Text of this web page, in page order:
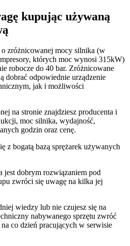
kupując używaną
zróżnicowanej mocy silnika (w
których moc wynosi 315kW)
robocze do 40 bar. Zróżnicowane
dobrać odpowiednie urządzenie
jak i możliwości
na stronie znajdziesz producenta i
moc silnika, wydajność,
godzin oraz cenę.
z bogatą bazą sprężarek używanych
jest dobrym rozwiązaniem pod
zwróci się uwagę na kilka jej
wiedzy lub nie czujesz się na
nabywanego sprzętu zwróć
co dzień pracujących w serwisie